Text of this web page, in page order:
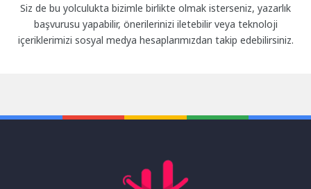
Siz de bu yolculukta bizimle birlikte olmak isterseniz, yazarlık
başvurusu yapabilir, önerilerinizi iletebilir veya teknoloji
içeriklerimizi sosyal medya hesaplarımızdan takip edebilirsiniz.